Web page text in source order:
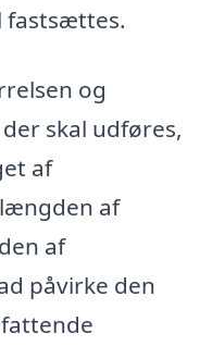
fastsættes.
og
skal udføres,
af
af
af
påvirke den